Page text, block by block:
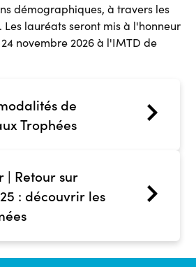
démographiques, à travers les
Les lauréats seront mis à l'honneur
novembre 2026 à l'IMTD de
de
Trophées
| Retour sur
: découvrir les